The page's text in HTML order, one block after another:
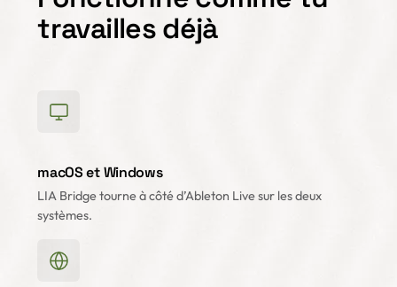
travailles déjà
macOS et Windows
LIA Bridge tourne à côté d’Ableton Live sur les deux
systèmes.